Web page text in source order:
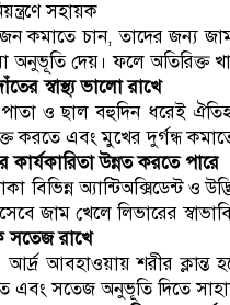
সহায়ক
কমাতে চান, তাদের জন্য
অনুভূতি দেয়। ফলে অতিরিক্ত
স্বাস্থ্য ভালো রাখে
ও ছাল বহুদিন ধরেই
করতে এবং মুখের দুর্গন্ধ
কার্যকারিতা উন্নত করতে পারে
বিভিন্ন অ্যান্টিঅক্সিডেন্ট ও
জাম খেলে লিভারের
সতেজ রাখে
আবহাওয়ায় শরীর ক্লান্ত
এবং সতেজ অনুভূতি দিতে